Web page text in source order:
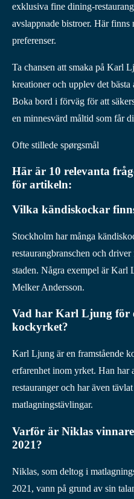
exklusiva fine dining-
avslappnade bistroer. Här finns
preferenser.
Ta chansen att smaka på Karl
kreationer och upplev det
Boka bord i förväg för att
en minnesvärd måltid som får
Ofte stillede spørgsmål
Här är 10 relevanta
för artikeln:
Vilka kändiskockar
Stockholm har många
restaurangbranschen och
staden. Några exempel är Karl
Melker Andersson.
Vad har Karl Ljung för
kockyrket?
Karl Ljung är en framstående
erfarenhet inom yrket. Han har
restauranger och har även
matlagningstävlingar.
Varför är Niklas
2021?
Niklas, som deltog i
2021, vann på grund av sin